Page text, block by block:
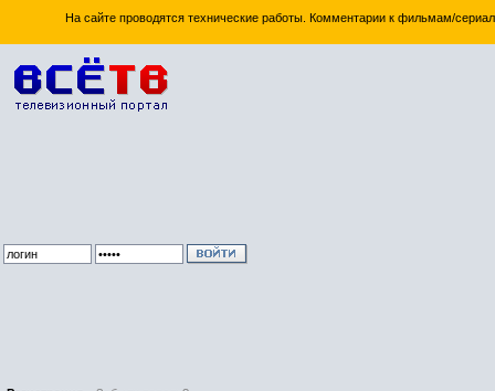
На сайте проводятся технические работы. Комментарии к фильмам/